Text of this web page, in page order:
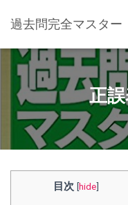
過去問完全マスター
正
目次 [hide]